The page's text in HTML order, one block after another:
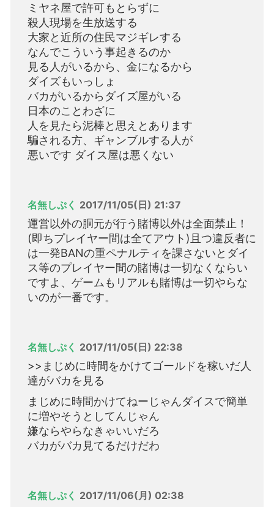
ミヤネ屋で許可もとらずに
殺人現場を生放送する
大家と近所の住民マジギレする
なんでこういう事起きるのか
見る人がいるから、金になるから
ダイズもいっしょ
バカがいるからダイズ屋がいる
日本のことわざに
人を見たら泥棒と思えとあります
騙される方、ギャンブルする人が
悪いです ダイス屋は悪くない
名無しぷく 2017/11/05(日) 21:37
運営以外の胴元が行う賭博以外は全面禁止！
(即ちプレイヤー間は全てアウト)且つ違反者に
は一発BANの重ペナルティを課さないとダイ
ス等のプレイヤー間の賭博は一切なくならい
ですよ、ゲームもリアルも賭博は一切やらな
いのが一番です。
名無しぷく 2017/11/05(日) 22:38
>>まじめに時間をかけてゴールドを稼いだ人
達がバカを見る
まじめに時間かけてねーじゃんダイスで簡単
に増やそうとしてんじゃん
嫌ならやらなきゃいいだろ
バカがバカ見てるだけだわ
名無しぷく 2017/11/06(月) 02:38